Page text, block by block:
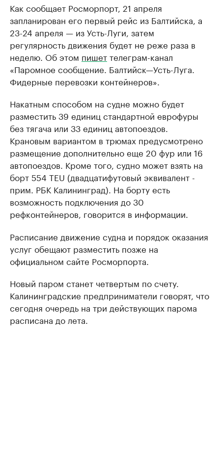
Как сообщает Росморпорт, 21 апреля
запланирован его первый рейс из Балтийска, а
23-24 апреля — из Усть-Луги, затем
регулярность движения будет не реже раза в
неделю. Об этом пишеттелеграм-канал
«Паромное сообщение. Балтийск—Усть-Луга.
Фидерные перевозки контейнеров».
Накатным способом на судне можно будет
разместить 39 единиц стандартной еврофуры
без тягача или 33 единиц автопоездов.
Крановым вариантом в трюмах предусмотрено
размещение дополнительно еще 20 фур или 16
автопоездов. Кроме того, судно может взять на
борт 554 TEU (двадцатифутовый эквивалент -
прим. РБК Калининград). На борту есть
возможность подключения до 30
рефконтейнеров, говорится в информации.
Расписание движение судна и порядок оказания
услуг обещают разместить позже на
официальном сайте Росморпорта.
Новый паром станет четвертым по счету.
Калининградские предприниматели говорят, что
сегодня очередь на три действующих парома
расписана до лета.